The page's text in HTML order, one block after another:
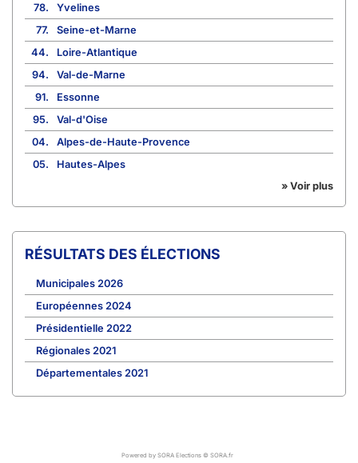
78.
Yvelines
77.
Seine-et-Marne
44.
Loire-Atlantique
94.
Val-de-Marne
91.
Essonne
95.
Val-d'Oise
04.
Alpes-de-Haute-Provence
05.
Hautes-Alpes
» Voir plus
RÉSULTATS DES ÉLECTIONS
Municipales 2026
Européennes 2024
Présidentielle 2022
Régionales 2021
Départementales 2021
Powered by SORA Elections © SORA.fr